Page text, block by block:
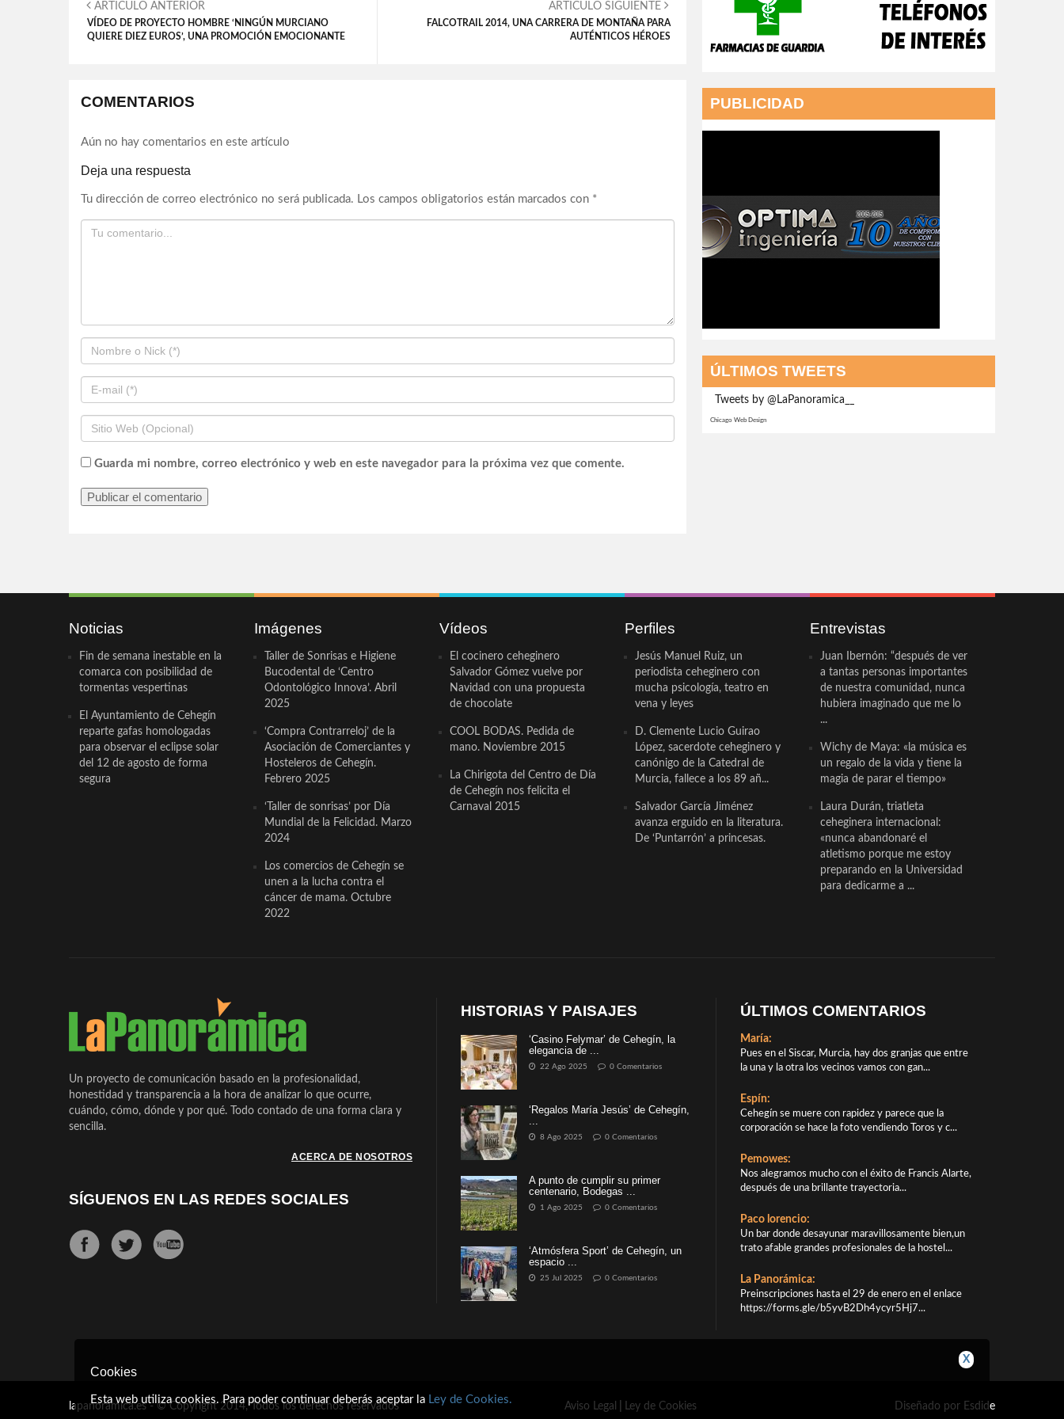
ARTÍCULO ANTERIOR
VÍDEO DE PROYECTO HOMBRE ‘NINGÚN MURCIANO
QUIERE DIEZ EUROS’, UNA PROMOCIÓN EMOCIONANTE
ARTÍCULO SIGUIENTE
FALCOTRAIL 2014, UNA CARRERA DE MONTAÑA PARA
AUTÉNTICOS HÉROES
COMENTARIOS
Aún no hay comentarios en este artículo
Deja una respuesta
Tu dirección de correo electrónico no será publicada. Los campos obligatorios están marcados con *
Guarda mi nombre, correo electrónico y web en este navegador para la próxima vez que comente.
PUBLICIDAD
ÚLTIMOS TWEETS
Tweets by @LaPanoramica__
Chicago Web Design
Noticias
Fin de semana inestable en la
comarca con posibilidad de
tormentas vespertinas
El Ayuntamiento de Cehegín
reparte gafas homologadas
para observar el eclipse solar
del 12 de agosto de forma
segura
Imágenes
Taller de Sonrisas e Higiene
Bucodental de ‘Centro
Odontológico Innova’. Abril
2025
‘Compra Contrarreloj’ de la
Asociación de Comerciantes y
Hosteleros de Cehegín.
Febrero 2025
‘Taller de sonrisas’ por Día
Mundial de la Felicidad. Marzo
2024
Los comercios de Cehegín se
unen a la lucha contra el
cáncer de mama. Octubre
2022
Vídeos
El cocinero ceheginero
Salvador Gómez vuelve por
Navidad con una propuesta
de chocolate
COOL BODAS. Pedida de
mano. Noviembre 2015
La Chirigota del Centro de Día
de Cehegín nos felicita el
Carnaval 2015
Perfiles
Jesús Manuel Ruiz, un
periodista ceheginero con
mucha psicología, teatro en
vena y leyes
D. Clemente Lucio Guirao
López, sacerdote ceheginero y
canónigo de la Catedral de
Murcia, fallece a los 89 añ...
Salvador García Jiménez
avanza erguido en la literatura.
De ‘Puntarrón’ a princesas.
Entrevistas
Juan Ibernón: “después de ver
a tantas personas importantes
de nuestra comunidad, nunca
hubiera imaginado que me lo
...
Wichy de Maya: «la música es
un regalo de la vida y tiene la
magia de parar el tiempo»
Laura Durán, triatleta
ceheginera internacional:
«nunca abandonaré el
atletismo porque me estoy
preparando en la Universidad
para dedicarme a ...
Un proyecto de comunicación basado en la profesionalidad,
honestidad y transparencia a la hora de analizar lo que ocurre,
cuándo, cómo, dónde y por qué. Todo contado de una forma clara y
sencilla.
ACERCA DE NOSOTROS
SÍGUENOS EN LAS REDES SOCIALES
HISTORIAS Y PAISAJES
‘Casino Felymar’ de Cehegín, la
elegancia de ...
22 Ago 2025 0 Comentarios
‘Regalos María Jesús’ de Cehegín,
8 Ago 2025 0 Comentarios
A punto de cumplir su primer
centenario, Bodegas ...
1 Ago 2025 0 Comentarios
‘Atmósfera Sport’ de Cehegín, un
espacio ...
25 Jul 2025 0 Comentarios
ÚLTIMOS COMENTARIOS
María:
Pues en el Siscar, Murcia, hay dos granjas que entre
la una y la otra los vecinos vamos con gan...
Espín:
Cehegín se muere con rapidez y parece que la
corporación se hace la foto vendiendo Toros y c...
Pemowes:
Nos alegramos mucho con el éxito de Francis Alarte,
después de una brillante trayectoria...
Paco lorencio:
Un bar donde desayunar maravillosamente bien,un
trato afable grandes profesionales de la hostel...
La Panorámica:
Preinscripciones hasta el 29 de enero en el enlace
https://forms.gle/b5yvB2Dh4ycyr5Hj7...
lapanoramica.es - © Copyright 2014, Todos los derechos reservados Aviso Legal Ley de Cookies Diseñado por Esdide
X
Cookies
Esta web utiliza cookies. Para poder continuar deberás aceptar la Ley de Cookies.